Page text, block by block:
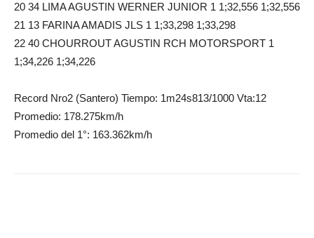
20 34 LIMA AGUSTIN WERNER JUNIOR 1 1;32,556 1;32,556
21 13 FARINA AMADIS JLS 1 1;33,298 1;33,298
22 40 CHOURROUT AGUSTIN RCH MOTORSPORT 1
1;34,226 1;34,226
Record Nro2 (Santero) Tiempo: 1m24s813/1000 Vta:12
Promedio: 178.275km/h
Promedio del 1°: 163.362km/h